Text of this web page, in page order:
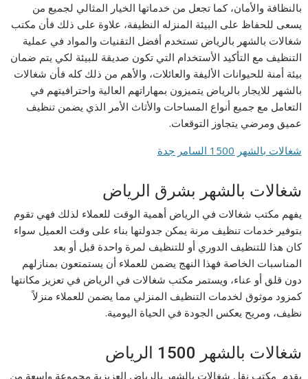
بالنظافة والأمان، كما تجعل من خدماتها الخيار المثالي لجميع من
يسعى للحفاظ على البيئة المنزله النظيفة، علاوة على ذلك فأن مكتب
شغالات بالشھر بالریاض تستخدم أفضل التقنيات والمواد في عملية
التنظيف مع التأكيد الأستخدام التي تكون صديقة للبيئة لكي يتم ضمان
بيئة أمنة للحيوانات الأليفة والعائلات، والأهم من ذلك كله فأن شغالات
بالشھر للایجار بالریاض يتميزون بمهاراتهم العالية واحترافيتهم في
التعامل مع جميع أنواع المساحات والأثاث الأمر الذي يضمن تنظيف
عميق ومرضي يتجاوز التوقعات.
شغالات بالشهر 1500 السامر جدة
شغالات بالشھر بشرق الریاض
يفهم مكتب شغالات في الریاض أهمية الوقت للعملاء لذلك فهي تقوم
بتوفير خدمات تنظيف مرنة يمكن جدولتها بناء على وقت العميل سواء
كان هذا للتنظيف الدوري أو للتنظيف لمرة واحدة قبل أو بعد
المناسبات الخاصة فهذا النهج يضمن للعملاء أن يستمتعون بمنازلهم
دون قلق أو عناء، ويستمر مكتب شغالات في الریاض في تعزيز مكانتها
كمزود موثوق لخدمات التنظيف المنزلي مما يضمن للعملاء منزلاً
نظيف، ومريح يعكس الجودة في الحياة اليومية.
شغالات بالشھر 1500 الریاض
يقدم مكتب نقل شغالات بالشهر بالرياض العزيزية مجموعة واسعة من